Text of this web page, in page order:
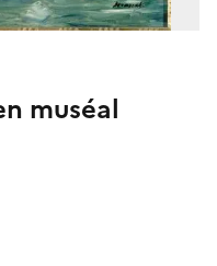
muséal